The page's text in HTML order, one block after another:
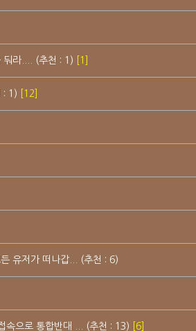
둬라.... (추천 : 1) [1]
: 1) [12]
유저가 떠나갑... (추천 : 6)
속으로 통합반대 ... (추천 : 13) [6]